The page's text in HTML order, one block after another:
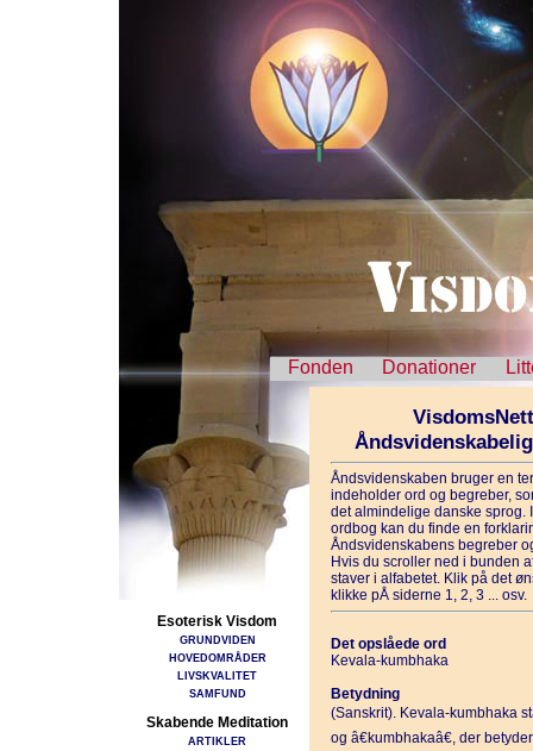
Fonden Donationer
Esoterisk Visdom
GRUNDVIDEN
HOVEDOMRÅDER
LIVSKVALITET
SAMFUND
Skabende Meditation
ARTIKLER
Åndsvidenskaben bruger en
indeholder ord og begreber,
det almindelige danske sprog.
ordbog kan du finde en
Åndsvidenskabens begreber
Hvis du scroller ned i bunden
staver i alfabetet. Klik på det
klikke pÅ siderne 1, 2, 3 ... osv.
Det opslåede ord
Kevala-kumbhaka
Betydning
(Sanskrit). Kevala-kumbhaka
og â€kumbhakaâ€, der